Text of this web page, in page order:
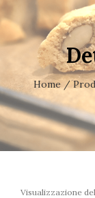
Home/
Visualizzazione